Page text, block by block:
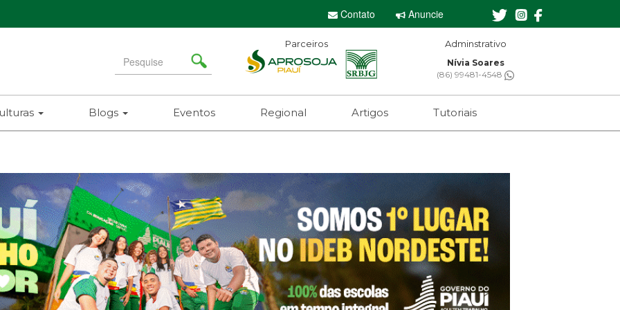
Contato Anuncie
Search
for
Parceiros Adminstrativo
Nívia Soares
(86) 99481-4548
Blogs Eventos Regional Artigos Tutoriais